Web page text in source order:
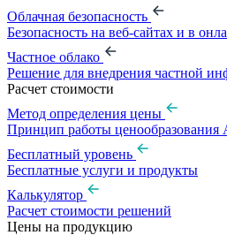
Облачная безопасность
Безопасность на веб-сайтах и в
Частное облако
Решение для внедрения частной
Расчет стоимости
Метод определения цены
Принцип работы ценообразования
Бесплатный уровень
Бесплатные услуги и продукты
Калькулятор
Расчет стоимости решений
Цены на продукцию